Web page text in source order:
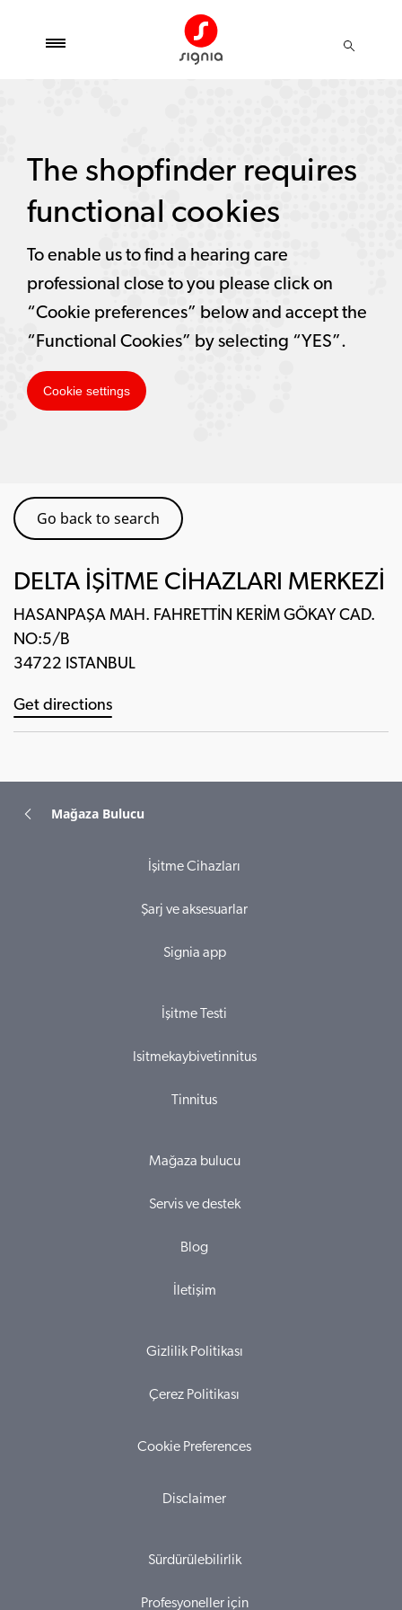
Go back to search
DELTA İŞİTME CİHAZLARI MERKEZİ
HASANPAŞA MAH. FAHRETTİN KERİM GÖKAY CAD.
NO:5/B
34722 ISTANBUL
Get directions
The shopfinder requires
functional cookies
To enable us to find a hearing care
professional close to you please click on
“Cookie preferences” below and accept the
“Functional Cookies” by selecting “YES”.
Cookie settings
Mağaza Bulucu
İşitme Cihazları
Şarj ve aksesuarlar
Signia app
İşitme Testi
Isitmekaybivetinnitus
Tinnitus
Mağaza bulucu
Servis ve destek
Blog
İletişim
Gizlilik Politikası
Çerez Politikası
Cookie Preferences
Disclaimer
Sürdürülebilirlik
Profesyoneller için